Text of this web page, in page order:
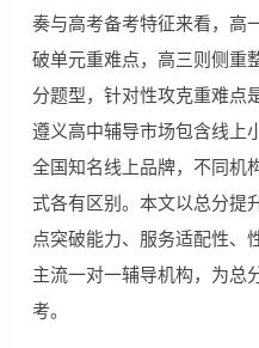
奏与高考备考特征来看，高
破单元重难点，高三则侧重
分题型，针对性攻克重难点
遵义高中辅导市场包含线上
全国知名线上品牌，不同机
式各有区别。本文以总分提
点突破能力、服务适配性、
主流一对一辅导机构，为总
考。